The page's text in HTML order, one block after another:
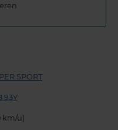
SPORT
93Y
km/u)